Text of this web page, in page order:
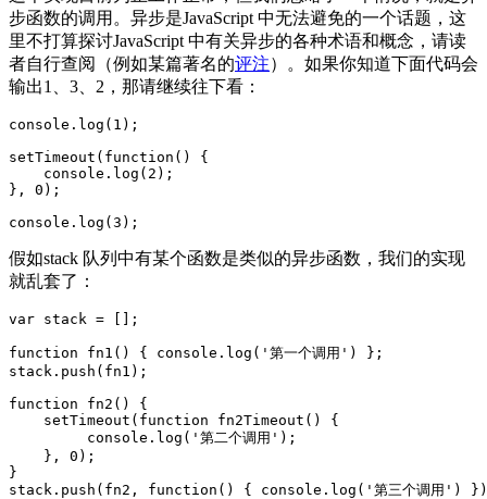
步函数的调用。异步是JavaScript 中无法避免的一个话题，这
里不打算探讨JavaScript 中有关异步的各种术语和概念，请读
者自行查阅（例如某篇著名的评注）。如果你知道下面代码会
输出1、3、2，那请继续往下看：
console .log( 1 );
setTimeout( function ()
{
console .log( 2 );
}, 0 );
console .log( 3 );
假如stack 队列中有某个函数是类似的异步函数，我们的实现
就乱套了：
var stack = [];
function fn1 () { console .log( '第一个调用' ) };
stack.push(fn1);
function
fn2 ()
{
    setTimeout(
function fn2Timeout ()
{
console .log( '第二个调用' );
    },
0 );
}
stack.push(fn2, function () { console .log( '第三个调用' )